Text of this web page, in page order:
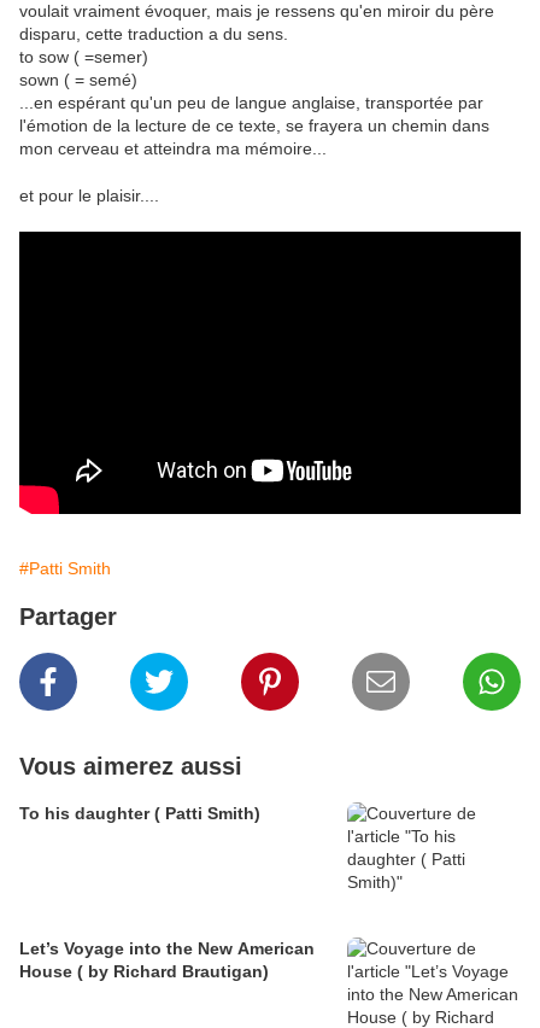
voulait vraiment évoquer, mais je ressens qu'en miroir du père
disparu, cette traduction a du sens.
to sow ( =semer)
sown ( = semé)
...en espérant qu'un peu de langue anglaise, transportée par
l'émotion de la lecture de ce texte, se frayera un chemin dans
mon cerveau et atteindra ma mémoire...
et pour le plaisir....
#Patti Smith
Partager
Vous aimerez aussi
To his daughter ( Patti Smith)
Let’s Voyage into the New American
House ( by Richard Brautigan)